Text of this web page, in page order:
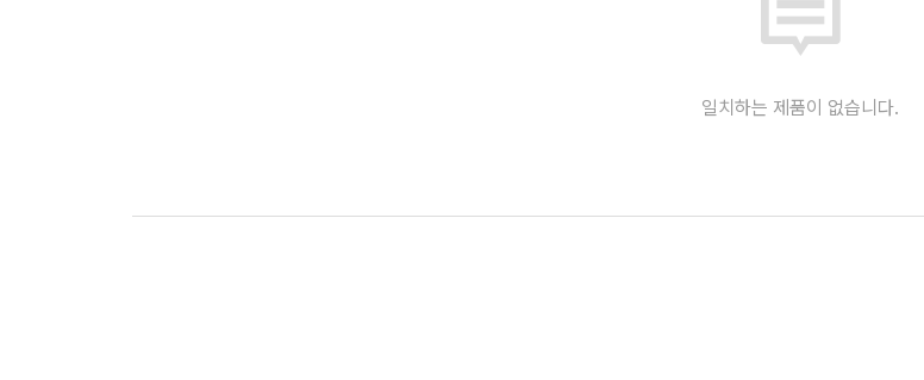
일치하는 제품이 없습니다.